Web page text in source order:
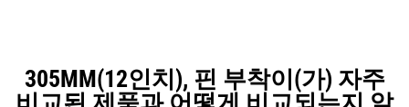
305MM(12인치), 핀 부착이(가) 자주